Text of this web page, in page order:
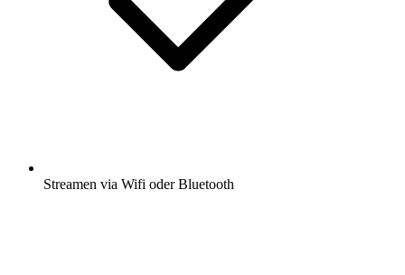
Streamen via Wifi oder Bluetooth